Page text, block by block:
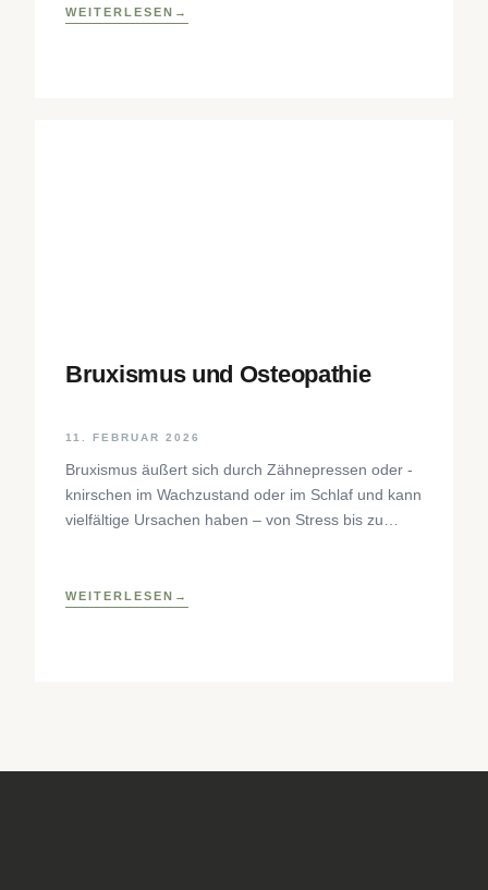
Forstner
WEITERLESEN
Bruxismus und Osteopathie
11. FEBRUAR 2026
Bruxismus äußert sich durch Zähnepressen oder -
knirschen im Wachzustand oder im Schlaf und kann
vielfältige Ursachen haben – von Stress bis zu
osteopathische Behandlungsansätze sowie
WEITERLESEN